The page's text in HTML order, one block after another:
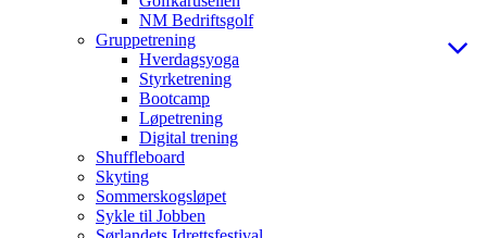
NM Bedriftsgolf
Gruppetrening
Hverdagsyoga
Styrketrening
Bootcamp
Løpetrening
Digital trening
Shuffleboard
Skyting
Sommerskogsløpet
Sykle til Jobben